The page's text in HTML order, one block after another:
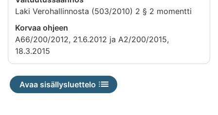
Laki Verohallinnosta (503/2010) 2 § 2 momentti
Korvaa ohjeen
A66/200/2012, 21.6.2012 ja A2/200/2015,
18.3.2015
Avaa sisällysluettelo